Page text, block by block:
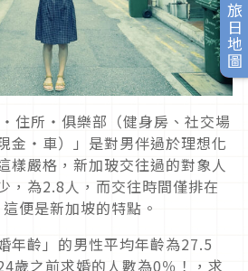
旅日地圖
住所・俱樂部（健身房、社交場
金・車）」是對男伴過於理想化
樣嚴格，新加玻交往過的對象人
，為2.8人，而交往時間僅排在
便是新加坡的特點。
年齡」的男性平均年齡為27.5
歲之前求婚的人數為0％！，求